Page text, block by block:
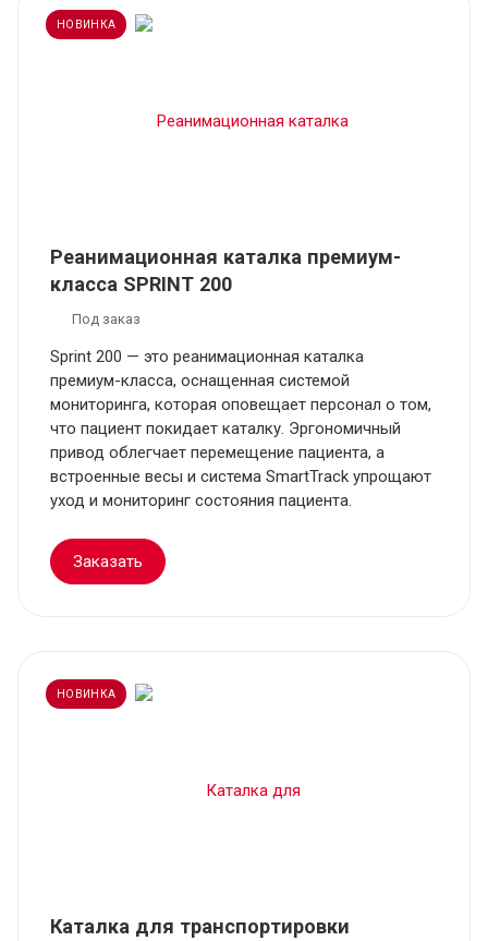
НОВИНКА
Реанимационная каталка премиум-
класса SPRINT 200
Под заказ
Sprint 200 — это реанимационная каталка
премиум-класса, оснащенная системой
мониторинга, которая оповещает персонал о том,
что пациент покидает каталку. Эргономичный
привод облегчает перемещение пациента, а
встроенные весы и система SmartTrack упрощают
уход и мониторинг состояния пациента.
Заказать
НОВИНКА
Каталка для транспортировки